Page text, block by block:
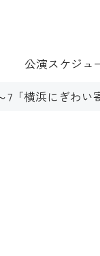
公演スケジュ
7「横浜にぎわい